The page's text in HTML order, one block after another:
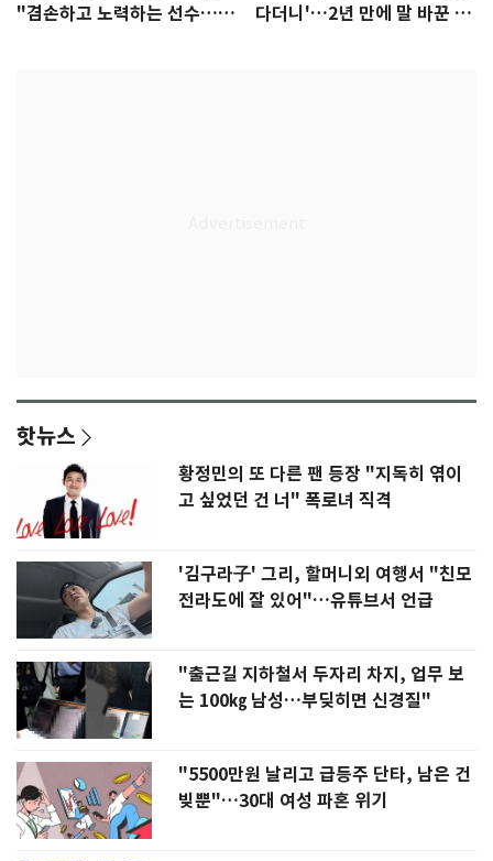
"겸손하고 노력하는 선수…좋
다더니'…2년 만에 말 바꾼 이
핫뉴스
황정민의 또 다른 팬 등장 "지독히 엮이
고 싶었던 건 너" 폭로녀 직격
'김구라子' 그리, 할머니외 여행서 "친모
전라도에 잘 있어"…유튜브서 언급
"출근길 지하철서 두자리 차지, 업무 보
는 100㎏ 남성…부딪히면 신경질"
"5500만원 날리고 급등주 단타, 남은 건
빚뿐"…30대 여성 파혼 위기